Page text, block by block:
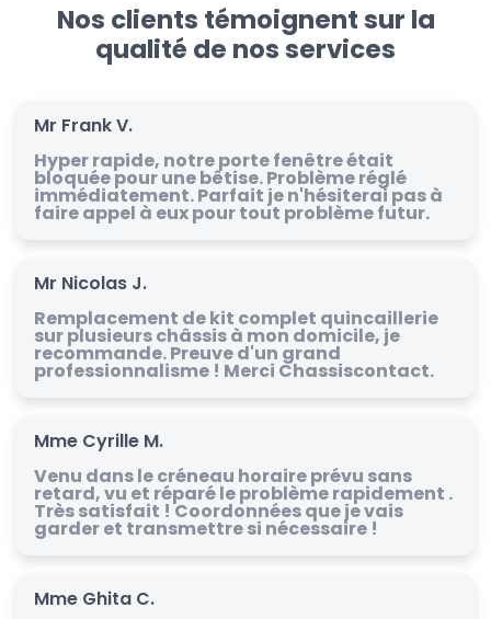
Nos clients témoignent sur la
qualité de nos services
Mr Frank V.
Hyper rapide, notre porte fenêtre était
bloquée pour une bêtise. Problème réglé
immédiatement. Parfait je n'hésiterai pas à
faire appel à eux pour tout problème futur.
Mr Nicolas J.
Remplacement de kit complet quincaillerie
sur plusieurs châssis à mon domicile, je
recommande. Preuve d'un grand
professionnalisme ! Merci Chassiscontact.
Mme Cyrille M.
Venu dans le créneau horaire prévu sans
retard, vu et réparé le problème rapidement .
Très satisfait ! Coordonnées que je vais
garder et transmettre si nécessaire !
Mme Ghita C.